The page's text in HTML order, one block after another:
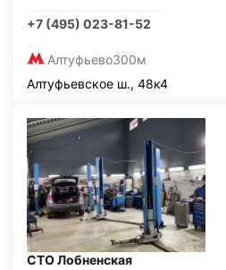
+7 (495) 023-81-52
Алтуфьево300м
Алтуфьевское ш., 48к4
СТО Лобненская